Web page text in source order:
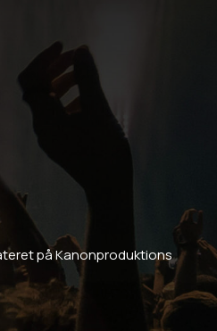
på Kanonproduktions